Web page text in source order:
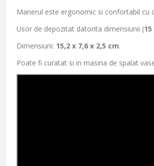
Manerul este ergonomic si confortabil
Usor de depozitat datorita dimensiunii (
Dimensiuni: 15,2 x 7,6 x 2,5 cm.
Poate fi curatat si in masina de spalat